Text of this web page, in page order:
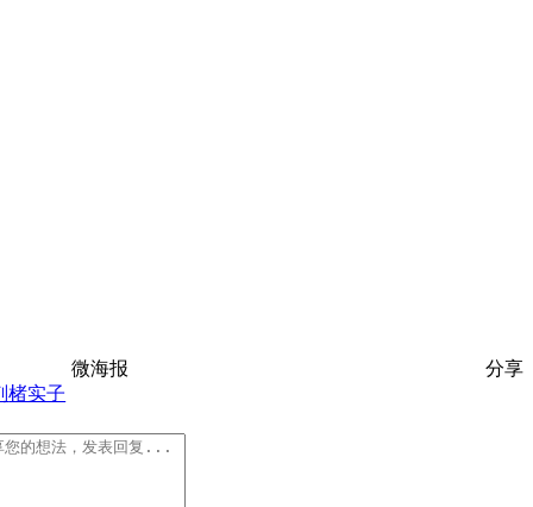
微海报
分享
楮实子